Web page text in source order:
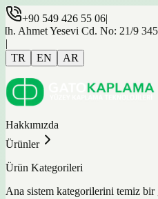
+90 549 426 55 06|
Yesevi Cd. No: 21/9 34518
|
TR
EN AR
Hakkımızda
Ürünler
Ürün Kategorileri
Ana sistem kategorilerini temiz bir